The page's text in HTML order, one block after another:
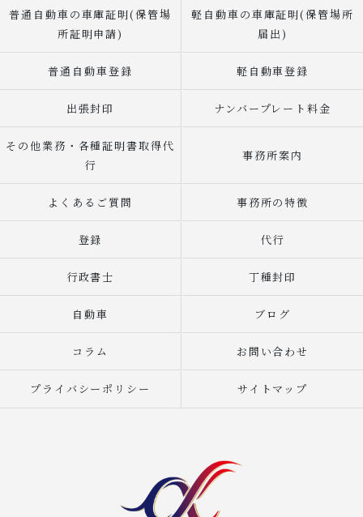
普通自動車の車庫証明(保管場
所証明申請)
軽自動車の車庫証明(保管場所
届出)
普通自動車登録 軽自動車登録
出張封印 ナンバープレート料金
その他業務・各種証明書取得代
行
事務所案内
よくあるご質問 事務所の特徴
登録 代行
行政書士 丁種封印
自動車 ブログ
コラム お問い合わせ
プライバシーポリシー サイトマップ